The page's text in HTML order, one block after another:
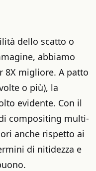
dello scatto o
abbiamo
8X migliore. A patto
o più), la
evidente. Con il
compositing multi-
anche rispetto ai
di nitidezza e